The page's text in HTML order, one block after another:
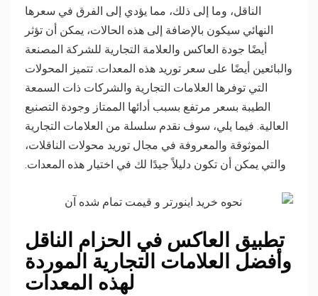
الناقل، وما إلى ذلك، مما يؤدي إلى الفرق في سعرها
النهائي سيكون بالإضافة إلى هذه الحالات، يمكن أن تؤثر
أيضًا جودة العاكس والعلامة التجارية للشركة المصنعة
والبائعين أيضًا على سعر توريد هذه المعدات. تتميز المحولات
التي توفرها العلامات التجارية والشركات ذات السمعة
الطيبة بسعر مرتفع بسبب أدائها الممتاز وجودة التصنيع
العالية. فيما يلي، سوف نقدم سلسلة من العلامات التجارية
الموثوقة والمعروفة في مجال توريد محولات الناقلات،
والتي يمكن أن تكون دليلاً جيدًا لك في اختيار هذه المعدات.
تطبيق العاكس في الحزام الناقل
وأفضل العلامات التجارية الموردة
لهذه المعدات